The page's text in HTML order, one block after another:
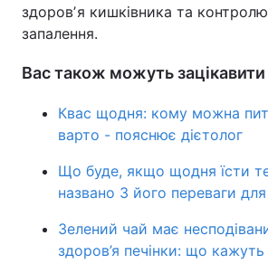
здоровʼя кишківника та контролю
запалення.
Вас також можуть
Квас щодня: кому можна
варто - пояснює дієтолог
Що буде, якщо щодня їсти
названо 3 його переваги
Зелений чай має
здоров’я печінки: що кажуть